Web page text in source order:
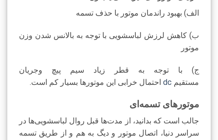
الف) بهبود راندمان موتور با حذف تسمه
ب) کاهش لرزش لباسشویی با توجه به بالانس شدن وزن
موتور
ج) با توجه به قطر زیاد سیم پیچ وجریان
مستقیم dc احتمال خرابی این موتورها بسیار کم است.
موتورهای تسمه‌ای
جالب است که بدانید، از مدت‌ها قبل روال لباسشویی‌ها در
سراسر دنیا، اتصال موتور و دیگ به هم و از طریق تسمه